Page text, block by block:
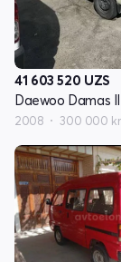
41 603 520 UZS
Daewoo Damas
2008 300 000